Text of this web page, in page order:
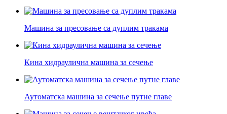
Машина за пресовање са дуплим тракама
Кина хидраулична машина за сечење
Аутоматска машина за сечење путне главе